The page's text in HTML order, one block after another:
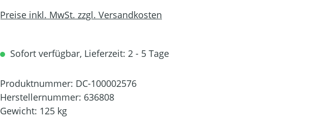
Preise inkl. MwSt. zzgl. Versandkosten
Sofort verfügbar, Lieferzeit: 2 - 5 Tage
Produktnummer: DC-100002576
Herstellernummer: 636808
Gewicht: 125 kg